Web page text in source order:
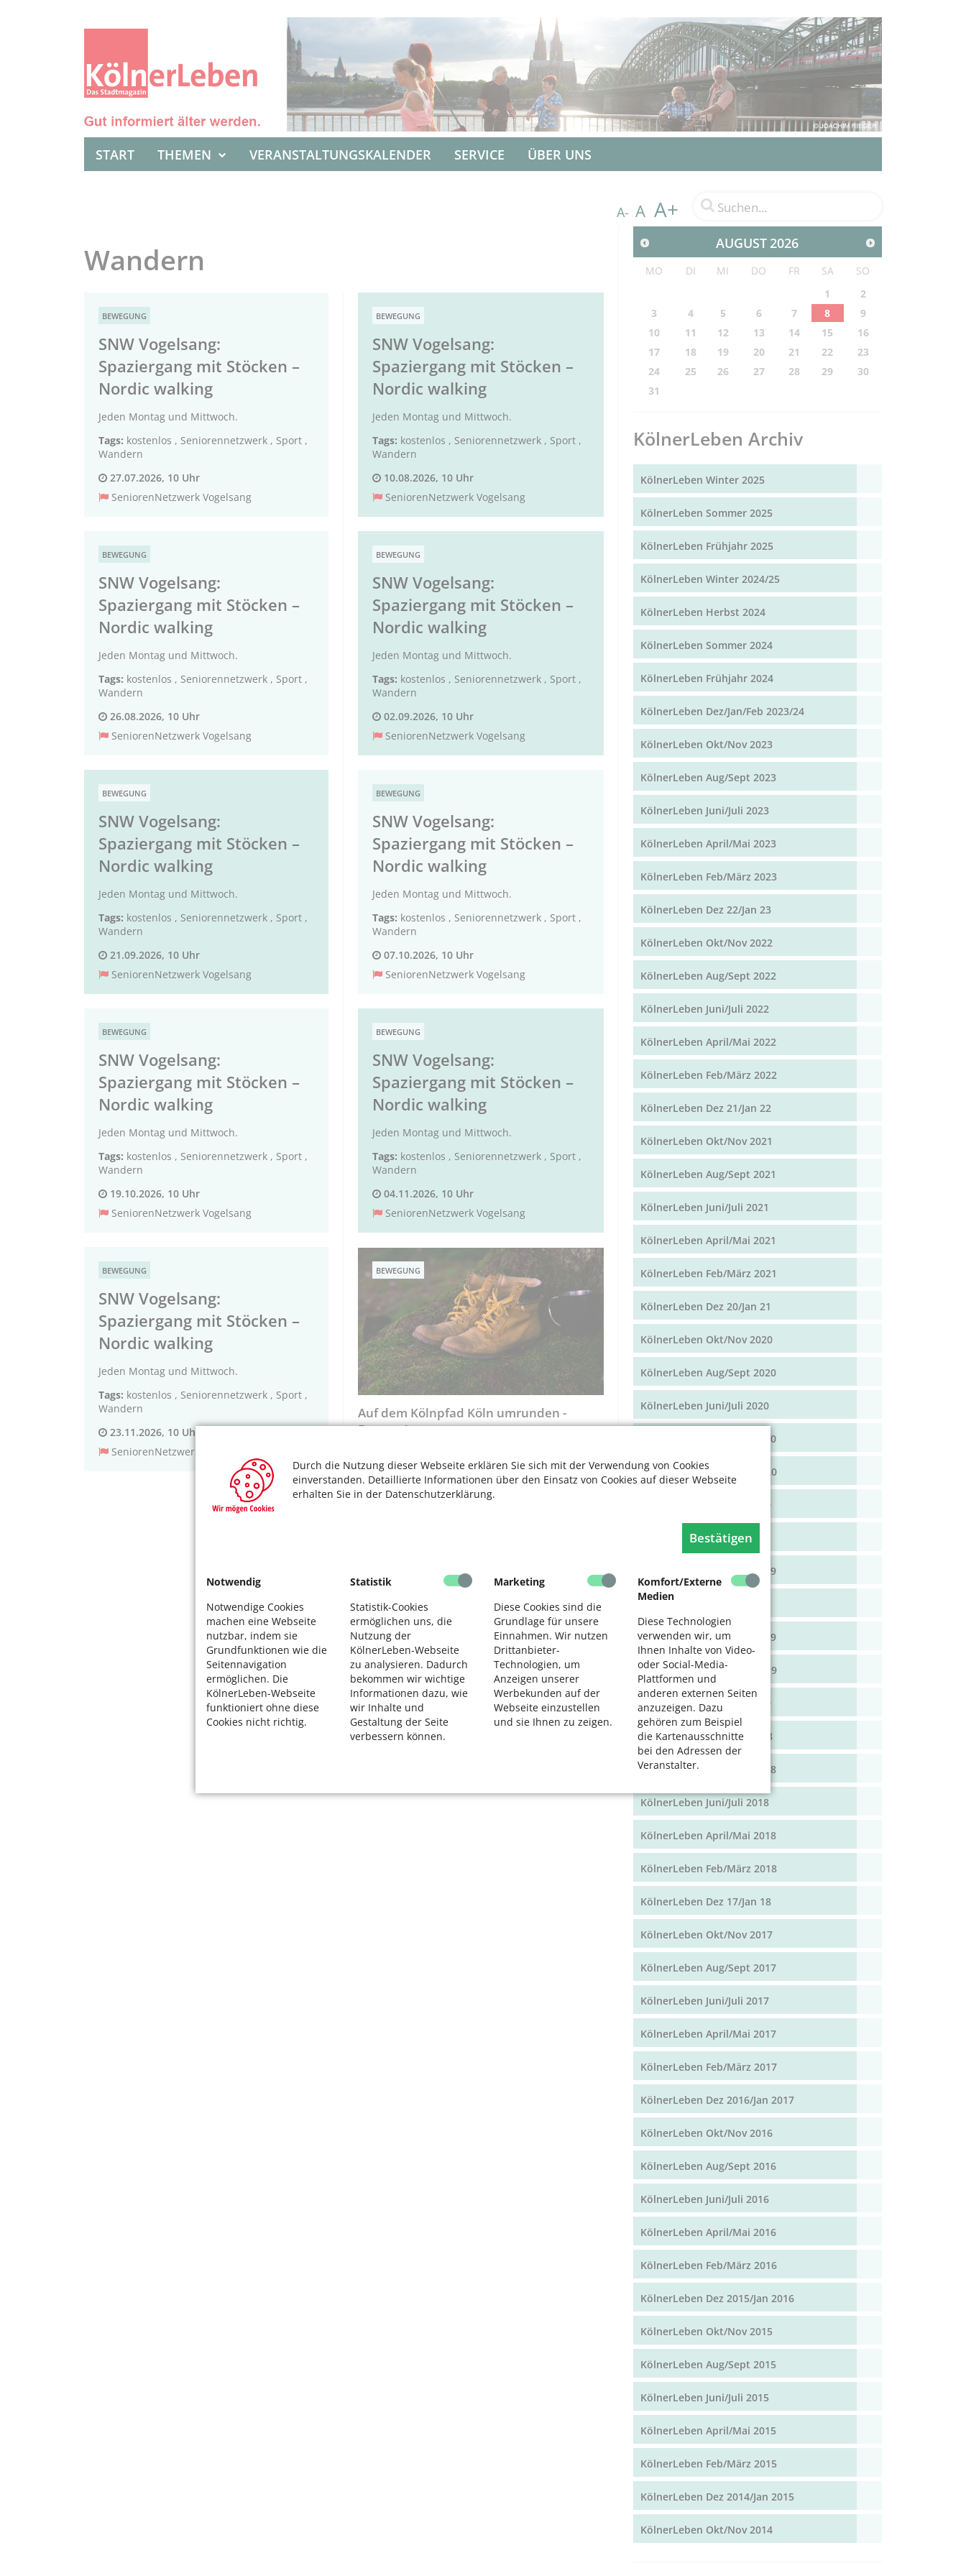
Durch die Nutzung dieser Webseite erklären Sie sich mit der Verwendung von Cookies
einverstanden. Detaillierte Informationen über den Einsatz von Cookies auf dieser Webseite
erhalten Sie in der Datenschutzerklärung.
Bestätigen
Notwendig
Notwendige Cookies
machen eine Webseite
nutzbar, indem sie
Grundfunktionen wie die
Seitennavigation
ermöglichen. Die
KölnerLeben-Webseite
funktioniert ohne diese
Cookies nicht richtig.
Statistik
Statistik-Cookies
ermöglichen uns, die
Nutzung der
KölnerLeben-Webseite
zu analysieren. Dadurch
bekommen wir wichtige
Informationen dazu, wie
wir Inhalte und
Gestaltung der Seite
verbessern können.
Marketing
Diese Cookies sind die
Grundlage für unsere
Einnahmen. Wir nutzen
Drittanbieter-
Technologien, um
Anzeigen unserer
Werbekunden auf der
Webseite einzustellen
und sie Ihnen zu zeigen.
Komfort/Externe
Medien
Diese Technologien
verwenden wir, um
Ihnen Inhalte von Video-
oder Social-Media-
Plattformen und
anderen externen Seiten
anzuzeigen. Dazu
gehören zum Beispiel
die Kartenausschnitte
bei den Adressen der
Veranstalter.
START THEMEN VERANSTALTUNGSKALENDER SERVICE ÜBER UNS
A- A A+
Wandern
BEWEGUNG
SNW Vogelsang:
Spaziergang mit Stöcken –
Nordic walking
Jeden Montag und Mittwoch.
Tags: kostenlos , Seniorennetzwerk , Sport ,
Wandern
27.07.2026, 10 Uhr
SeniorenNetzwerk Vogelsang
BEWEGUNG
SNW Vogelsang:
Spaziergang mit Stöcken –
Nordic walking
Jeden Montag und Mittwoch.
Tags: kostenlos , Seniorennetzwerk , Sport ,
Wandern
26.08.2026, 10 Uhr
SeniorenNetzwerk Vogelsang
BEWEGUNG
SNW Vogelsang:
Spaziergang mit Stöcken –
Nordic walking
Jeden Montag und Mittwoch.
Tags: kostenlos , Seniorennetzwerk , Sport ,
Wandern
21.09.2026, 10 Uhr
SeniorenNetzwerk Vogelsang
BEWEGUNG
SNW Vogelsang:
Spaziergang mit Stöcken –
Nordic walking
Jeden Montag und Mittwoch.
Tags: kostenlos , Seniorennetzwerk , Sport ,
Wandern
19.10.2026, 10 Uhr
SeniorenNetzwerk Vogelsang
BEWEGUNG
SNW Vogelsang:
Spaziergang mit Stöcken –
Nordic walking
Jeden Montag und Mittwoch.
Tags: kostenlos , Seniorennetzwerk , Sport ,
Wandern
23.11.2026, 10 Uhr
SeniorenNetzwerk Vogelsang
BEWEGUNG
SNW Vogelsang:
Spaziergang mit Stöcken –
Nordic walking
Jeden Montag und Mittwoch.
Tags: kostenlos , Seniorennetzwerk , Sport ,
Wandern
10.08.2026, 10 Uhr
SeniorenNetzwerk Vogelsang
BEWEGUNG
SNW Vogelsang:
Spaziergang mit Stöcken –
Nordic walking
Jeden Montag und Mittwoch.
Tags: kostenlos , Seniorennetzwerk , Sport ,
Wandern
02.09.2026, 10 Uhr
SeniorenNetzwerk Vogelsang
BEWEGUNG
SNW Vogelsang:
Spaziergang mit Stöcken –
Nordic walking
Jeden Montag und Mittwoch.
Tags: kostenlos , Seniorennetzwerk , Sport ,
Wandern
07.10.2026, 10 Uhr
SeniorenNetzwerk Vogelsang
BEWEGUNG
SNW Vogelsang:
Spaziergang mit Stöcken –
Nordic walking
Jeden Montag und Mittwoch.
Tags: kostenlos , Seniorennetzwerk , Sport ,
Wandern
04.11.2026, 10 Uhr
SeniorenNetzwerk Vogelsang
BEWEGUNG
Auf dem Kölnpfad Köln umrunden -
Etappe 1
Forstbotanischen Garten- 22 km.
Tags: Natur,Wandern
2 ... »
AUGUST2026
MO DI MI DO FR SA
SO
1
2
3
4 5 6 7 8
9
10
11 12 13 14 15
16
17
18 19 20 21 22
23
24
25 26 27 28 29
30
31
KölnerLeben Archiv
KölnerLeben Winter 2025
KölnerLeben Sommer 2025
KölnerLeben Frühjahr 2025
KölnerLeben Winter 2024/25
KölnerLeben Herbst 2024
KölnerLeben Sommer 2024
KölnerLeben Frühjahr 2024
KölnerLeben Dez/Jan/Feb 2023/24
KölnerLeben Okt/Nov 2023
KölnerLeben Aug/Sept 2023
KölnerLeben Juni/Juli 2023
KölnerLeben April/Mai 2023
KölnerLeben Feb/März 2023
KölnerLeben Dez 22/Jan 23
KölnerLeben Okt/Nov 2022
KölnerLeben Aug/Sept 2022
KölnerLeben Juni/Juli 2022
KölnerLeben April/Mai 2022
KölnerLeben Feb/März 2022
KölnerLeben Dez 21/Jan 22
KölnerLeben Okt/Nov 2021
KölnerLeben Aug/Sept 2021
KölnerLeben Juni/Juli 2021
KölnerLeben April/Mai 2021
KölnerLeben Feb/März 2021
KölnerLeben Dez 20/Jan 21
KölnerLeben Okt/Nov 2020
KölnerLeben Aug/Sept 2020
KölnerLeben Juni/Juli 2020
KölnerLeben April/Mai 2020
KölnerLeben Feb/März 2020
KölnerLeben Dez 19/Jan 20
KölnerLeben Okt/Nov 19
KölnerLeben Aug/Sept 2019
KölnerLeben Juni/Juli 2019
KölnerLeben April/Mai 2019
KölnerLeben Feb/März 2019
KölnerLeben Dez 18/Jan 19
KölnerLeben Okt/Nov 2018
KölnerLeben Aug/Sept 2018
KölnerLeben Juni/Juli 2018
KölnerLeben April/Mai 2018
KölnerLeben Feb/März 2018
KölnerLeben Dez 17/Jan 18
KölnerLeben Okt/Nov 2017
KölnerLeben Aug/Sept 2017
KölnerLeben Juni/Juli 2017
KölnerLeben April/Mai 2017
KölnerLeben Feb/März 2017
KölnerLeben Dez 2016/Jan 2017
KölnerLeben Okt/Nov 2016
KölnerLeben Aug/Sept 2016
KölnerLeben Juni/Juli 2016
KölnerLeben April/Mai 2016
KölnerLeben Feb/März 2016
KölnerLeben Dez 2015/Jan 2016
KölnerLeben Okt/Nov 2015
KölnerLeben Aug/Sept 2015
KölnerLeben Juni/Juli 2015
KölnerLeben April/Mai 2015
KölnerLeben Feb/März 2015
KölnerLeben Dez 2014/Jan 2015
KölnerLeben Okt/Nov 2014